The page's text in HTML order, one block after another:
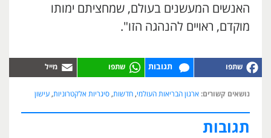
האנשים המעשנים בעולם, שמחציתם ימותו
מוקדם, ראויים להנהגה הזו".
תגובות
נושאים קשורים: ארגון הבריאות העולמי, חדשות, סיגריות אלקטרוניות, עישון
תגובות